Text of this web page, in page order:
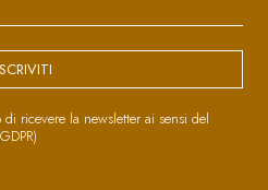
di ricevere la newsletter ai sensi del